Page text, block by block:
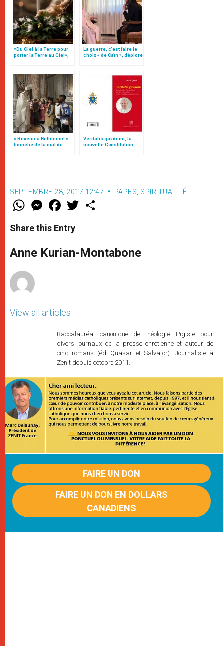
«Du Ciel à la Terre pour
porter la Terre au Ciel»,
La guerre, c’est faire le
choix « de Caïn », déplore
« Revenir à Bethléem! »:
homélie de la nuit de
Noël (texte complet)
Veritatis gaudium, la
nouvelle Constitution
SEPTEMBRE 28, 2017 12:47 PAPES SPIRITUALITÉ
W
t
s
p
p
M
e
s
e
g
e
F
a
e
b
o
k
w
r
Share this Entry
Anne Kurian-Montabone
View all articles
Baccalauréat canonique de théologie. Pigiste pour
divers journaux de la presse chrétienne et auteur de
cinq romans (éd. Quasar et Salvator). Journaliste à
Zenit depuis octobre 2011.
FAIRE UN DON
FAIRE UN DON EN DOLLARS
CANADIENS